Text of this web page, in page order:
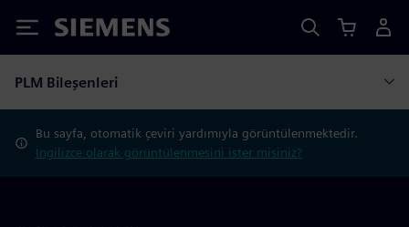
Siemens
PLM Bileşenleri
Bu sayfa, otomatik çeviri yardımıyla görüntülenmektedir.
İngilizce olarak görüntülenmesini ister misiniz?